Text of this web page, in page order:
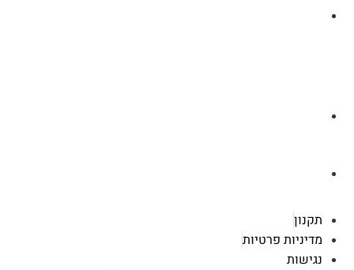
תקנון
מדיניות פרטיות
נגישות